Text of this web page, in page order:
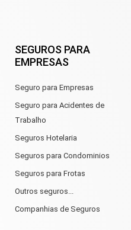
SEGUROS PARA
EMPRESAS
Seguro para Empresas
Seguro para Acidentes de
Trabalho
Seguros Hotelaria
Seguros para Condominios
Seguros para Frotas
Outros seguros...
Companhias de Seguros